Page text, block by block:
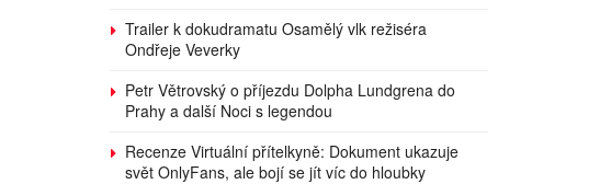
Trailer k dokudramatu Osamělý vlk režiséra
Ondřeje Veverky
Petr Větrovský o příjezdu Dolpha Lundgrena do
Prahy a další Noci s legendou
Recenze Virtuální přítelkyně: Dokument ukazuje
svět OnlyFans, ale bojí se jít víc do hloubky